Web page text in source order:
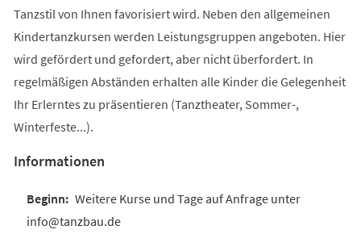
Tanzstil von Ihnen favorisiert wird. Neben den allgemeinen
Kindertanzkursen werden Leistungsgruppen angeboten. Hier
wird gefördert und gefordert, aber nicht überfordert. In
regelmäßigen Abständen erhalten alle Kinder die Gelegenheit
Ihr Erlerntes zu präsentieren (Tanztheater, Sommer-,
Winterfeste...).
Informationen
Weitere Kurse und Tage auf Anfrage unter
info@tanzbau.de